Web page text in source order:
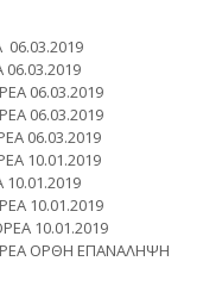
06.03.2019
06.03.2019
06.03.2019
10.01.2019
10.01.2019
10.01.2019
ΟΡΘΗ ΕΠΑΝΑΛΗΨΗ